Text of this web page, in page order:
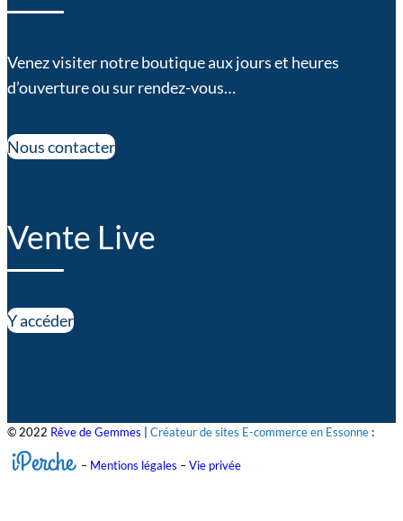
Venez visiter notre boutique aux jours et heures
d’ouverture ou sur rendez-vous…
Nous contacter
Vente Live
Y accéder
© 2022 Rêve de Gemmes Créateur de sites E-commerce en Essonne :
iPerche – Mentions légales –Vie privée